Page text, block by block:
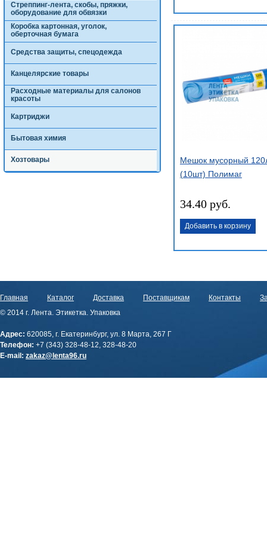
Стреппинг-лента, скобы, пряжки,
оборудование для обвязки
Коробка картонная, уголок,
оберточная бумага
Средства защиты, спецодежда
Канцелярские товары
Расходные материалы для салонов
красоты
Картриджи
Бытовая химия
Хозтовары
Мешок мусорный
(10шт) Полимаг
34.40 руб.
Добавить в корзину
Главная Каталог Доставка Поставщикам Контакты
© 2014 г. Лента. Этикетка. Упаковка
Адрес: 620085, г. Екатеринбург, ул. 8 Марта, 267 Г
Телефон: +7 (343) 328-48-12, 328-48-20
E-mail: zakaz@lenta96.ru